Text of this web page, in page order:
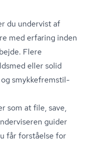
du undervist af
med erfaring inden
Flere
eller solid
og smyk­ke­frem­stil­
som at file, save,
guider
får forståelse for